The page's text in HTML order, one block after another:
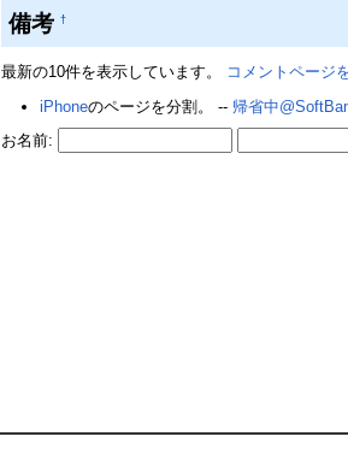
備考†
最新の10件を表示しています。
コメントページ
iPhoneのページを分割。 -- 帰省中
お名前: